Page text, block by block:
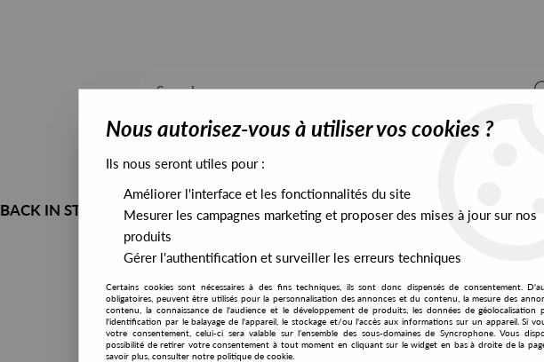
BACK IN STOCK ALL STOCK EXCLUSIVES PRESALES EXCLUSIVES
Nous autorisez-vous à utiliser vos cookies ?
Ils nous seront utiles pour :
Améliorer l'interface et les fonctionnalités du site
Mesurer les campagnes marketing et proposer des mises à jour sur nos
produits
Gérer l'authentification et surveiller les erreurs techniques
Certains cookies sont nécessaires à des fins techniques, ils sont donc dispensés de consentement.
obligatoires, peuvent être utilisés pour la personnalisation des annonces et du contenu, la mesure des
contenu, la connaissance de l'audience et le développement de produits, les données de géolocalisation
l'identification par le balayage de l'appareil, le stockage et/ou l'accès aux informations sur un appareil. Si
votre consentement, celui-ci sera valable sur l’ensemble des sous-domaines de Syncrophone. Vous
possibilité de retirer votre consentement à tout moment en cliquant sur le widget en bas à droite de la
savoir plus, consulter notre politique de cookie.